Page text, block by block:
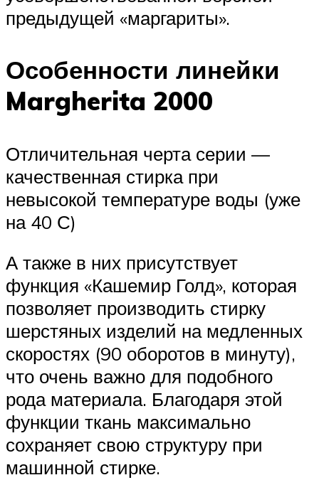
предыдущей «маргариты».
Особенности линейки
Margherita 2000
Отличительная черта серии —
качественная стирка при
невысокой температуре воды (уже
на 40 С)
А также в них присутствует
функция «Кашемир Голд», которая
позволяет производить стирку
шерстяных изделий на медленных
скоростях (90 оборотов в минуту),
что очень важно для подобного
рода материала. Благодаря этой
функции ткань максимально
сохраняет свою структуру при
машинной стирке.